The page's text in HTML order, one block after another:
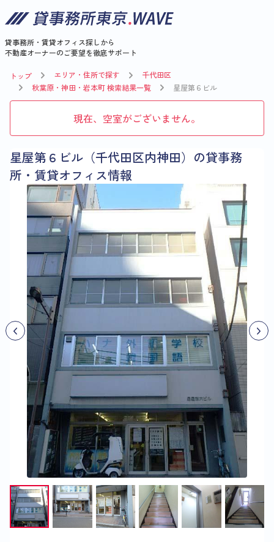
貸事務所・賃貸オフィス探しから
不動産オーナーのご要望を徹底サポート
トップ エリア・住所で探す
千代田区
秋葉原・神田・岩本町 検索結果一覧
星屋第６ビル
現在、空室がございません。
星屋第６ビル（千代田区内神田）の貸事務
所・賃貸オフィス情報